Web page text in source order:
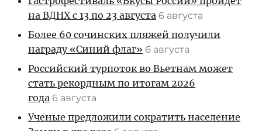
на ВДНХ с 13 по 23 августа 6 августа
Более 60 сочинских пляжей получили
награду «Синий флаг» 6 августа
Российский турпоток во Вьетнам может
стать рекордным по итогам 2026
года 6 августа
Ученые предложили сократить население